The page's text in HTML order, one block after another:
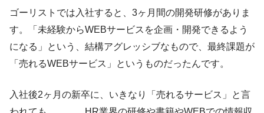
ゴーリストでは入社すると、3ヶ月間の開発研修がありま
す。「未経験からWEBサービスを企画・開発できるよう
になる」という、結構アグレッシブなもので、最終課題が
「売れるWEBサービス」というものだったんです。
入社後2ヶ月の新卒に、いきなり「売れるサービス」と言